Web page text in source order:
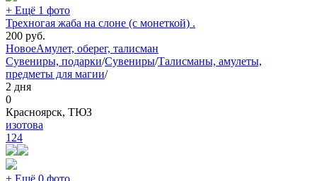
+ Ещё 1 фото
Трехногая жаба на слоне (с монеткой) .
200 руб.
НовоеАмулет, оберег, талисман
Сувениры, подарки/Сувениры/Талисманы, амулеты,
предметы для магии/
2 дня
0
Красноярск, ТЮЗ
изотова
124
+ Ещё 0 фото